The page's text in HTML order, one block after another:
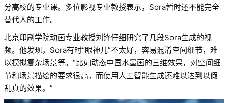
分高校的专业课。多位影视专业教授表示，Sora暂时还不能完全
替代人的工作。
北京印刷学院动画专业教授刘锋仔细研究了几段Sora生成的视
频。他发现，Sora有时“眼神儿”不太好，容易混淆空间细节，难
以模拟复杂场景等。“比如动态中国水墨画的三维效果，对空间细
节和场景描绘的要求很高，而使用人工智能生成还难以达到以假
乱真的效果。”